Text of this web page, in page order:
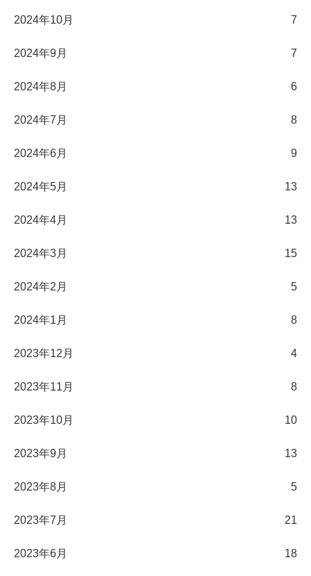
2024年10月 7
2024年9月 7
2024年8月 6
2024年7月 8
2024年6月 9
2024年5月 13
2024年4月 13
2024年3月 15
2024年2月 5
2024年1月 8
2023年12月 4
2023年11月 8
2023年10月 10
2023年9月 13
2023年8月 5
2023年7月 21
2023年6月 18